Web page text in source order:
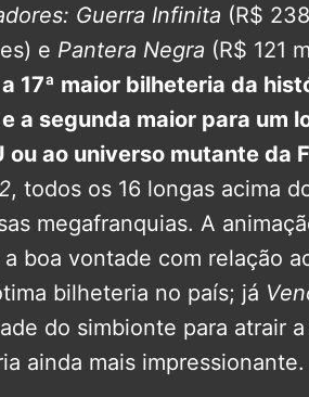
Guerra Infinita (R$
e Pantera Negra (R$ 121
17ª maior bilheteria da
a segunda maior para um
ou ao universo mutante da
, todos os 16 longas acima
megafranquias. A
boa vontade com relação
bilheteria no país; já
do simbionte para atrair
ainda mais impressionante.